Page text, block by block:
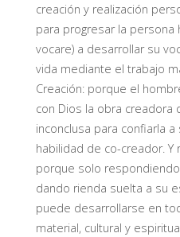
creación y realización
para progresar la persona
vocare) a desarrollar su
vida mediante el trabajo
Creación: porque el
con Dios la obra creadora
inconclusa para confiarla
habilidad de co-creador. Y
porque solo
dando rienda suelta a su
puede desarrollarse en
material, cultural y